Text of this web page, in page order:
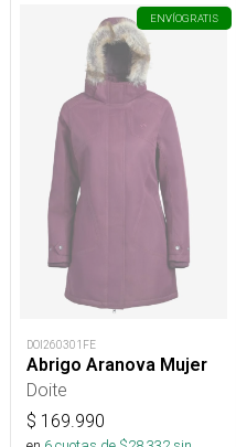
ENVÍOGRATIS
DOI260301FE
Abrigo Aranova Mujer
Doite
$ 169.990